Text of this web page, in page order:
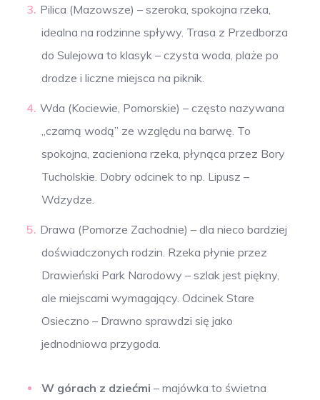
Pilica (Mazowsze) – szeroka, spokojna rzeka,
idealna na rodzinne spływy. Trasa z Przedborza
do Sulejowa to klasyk – czysta woda, plaże po
drodze i liczne miejsca na piknik.
Wda (Kociewie, Pomorskie) – często nazywana
„czarną wodą” ze względu na barwę. To
spokojna, zacieniona rzeka, płynąca przez Bory
Tucholskie. Dobry odcinek to np. Lipusz –
Wdzydze.
Drawa (Pomorze Zachodnie) – dla nieco bardziej
doświadczonych rodzin. Rzeka płynie przez
Drawieński Park Narodowy – szlak jest piękny,
ale miejscami wymagający. Odcinek Stare
Osieczno – Drawno sprawdzi się jako
jednodniowa przygoda.
W górach z dziećmi – majówka to świetna